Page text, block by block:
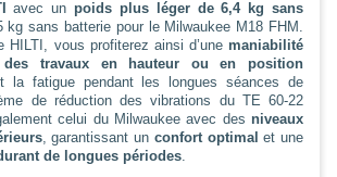
avec un poids plus léger de 6,4 kg sans
kg sans batterie pour le Milwaukee M18 FHM.
HILTI, vous profiterez ainsi d’une maniabilité
des travaux en hauteur ou en position
la fatigue pendant les longues séances de
de réduction des vibrations du TE 60-22
celui du Milwaukee avec des niveaux
, garantissant un confort optimalet une
de longues périodes.